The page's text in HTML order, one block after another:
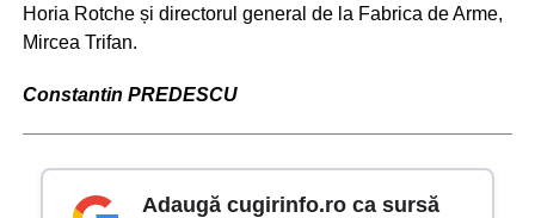
Horia Rotche și directorul general de la Fabrica de Arme,
Mircea Trifan.
Constantin PREDESCU
Adaugă cugirinfo.ro ca sursă